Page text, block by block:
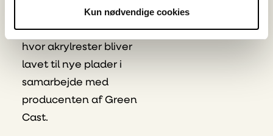
Kun nødvendige cookies
genanvendt som en del
af Vinks returordning,
hvor akrylrester bliver
lavet til nye plader i
samarbejde med
producenten af Green
Cast.